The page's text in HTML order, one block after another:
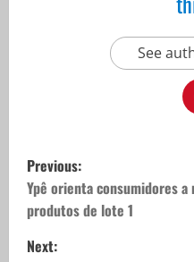
See
P
o
s
Previous:
Ypê orienta consumidores
produtos de lote 1
Next: